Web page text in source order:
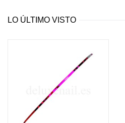
LO ÚLTIMO VISTO